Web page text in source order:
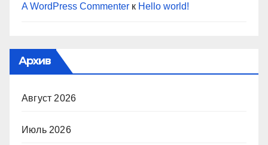
A WordPress Commenter к Hello world!
Архив
Август 2026
Июль 2026